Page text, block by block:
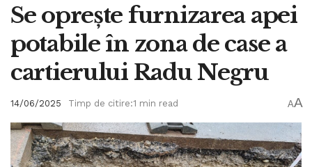
Se oprește furnizarea apei
potabile în zona de case a
cartierului Radu Negru
14/06/2025 Timp de citire:1 min read AA